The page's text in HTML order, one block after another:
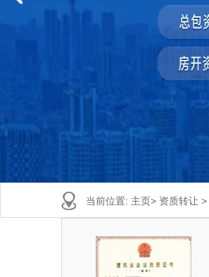
当前位置: 主页> 资质转让 >